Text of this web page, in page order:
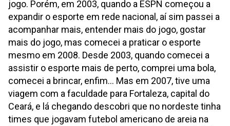
jogo. Porém, em 2003, quando a ESPN começou a
expandir o esporte em rede nacional, aí sim passei a
acompanhar mais, entender mais do jogo, gostar
mais do jogo, mas comecei a praticar o esporte
mesmo em 2008. Desde 2003, quando comecei a
assistir o esporte mais de perto, comprei uma bola,
comecei a brincar, enfim... Mas em 2007, tive uma
viagem com a faculdade para Fortaleza, capital do
Ceará, e lá chegando descobri que no nordeste tinha
times que jogavam futebol americano de areia na